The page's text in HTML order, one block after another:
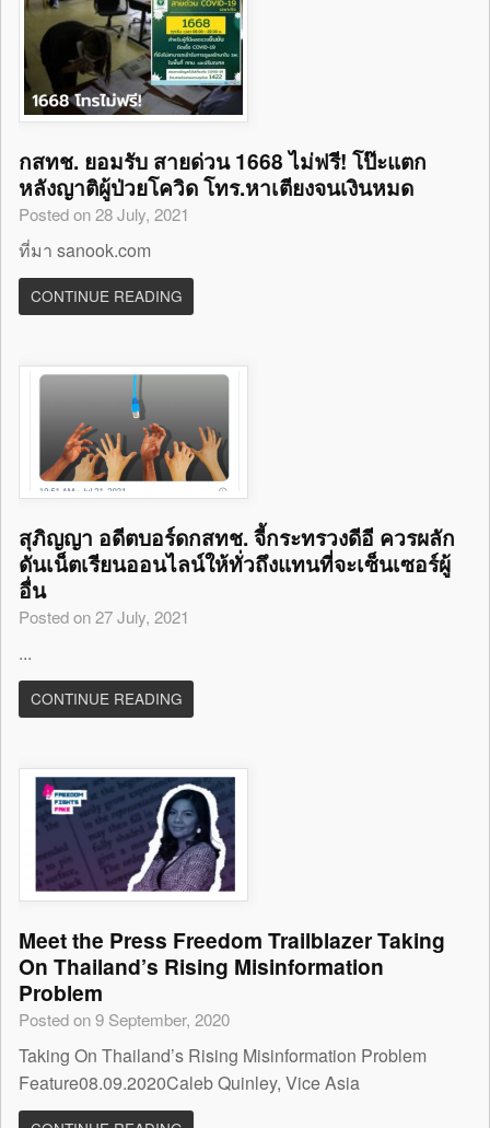
กสทช. ยอมรับ สายด่วน 1668 ไม่ฟรี! โป๊ะแตก
หลังญาติผู้ป่วยโควิด โทร.หาเตียงจนเงินหมด
Posted on 28 July, 2021
ที่มา sanook.com
CONTINUE READING
สุภิญญา อดีตบอร์ดกสทช. จี้กระทรวงดีอี ควรผลัก
ดันเน็ตเรียนออนไลน์ให้ทั่วถึงแทนที่จะเซ็นเซอร์ผู้
อื่น
Posted on 27 July, 2021
...
CONTINUE READING
Meet the Press Freedom Trailblazer Taking
On Thailand’s Rising Misinformation
Problem
Posted on 9 September, 2020
Taking On Thailand’s Rising Misinformation Problem
Feature08.09.2020Caleb Quinley, Vice Asia